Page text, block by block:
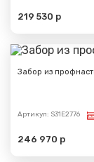
219 530 р
Забор из
Артикул: S31E2776
246 970 р